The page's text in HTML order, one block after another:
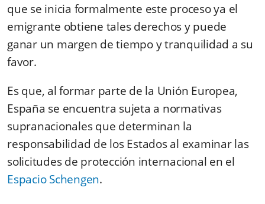
que se inicia formalmente este proceso ya el
emigrante obtiene tales derechos y puede
ganar un margen de tiempo y tranquilidad a su
favor.
Es que, al formar parte de la Unión Europea,
España se encuentra sujeta a normativas
supranacionales que determinan la
responsabilidad de los Estados al examinar las
solicitudes de protección internacional en el
Espacio Schengen.